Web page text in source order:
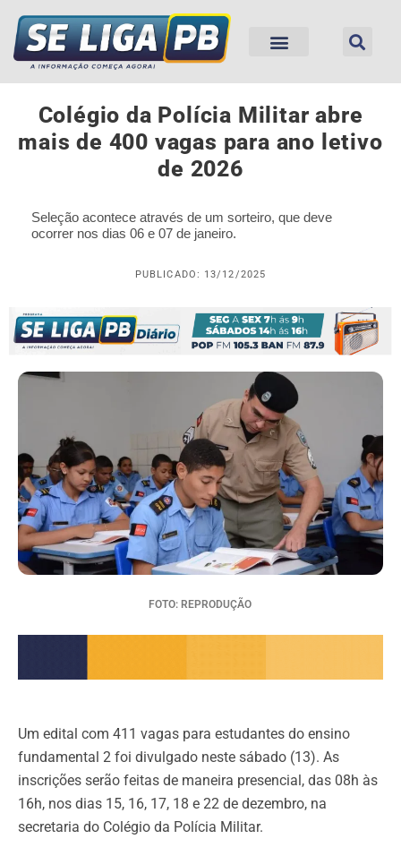
Colégio da Polícia Militar abre
mais de 400 vagas para ano letivo
de 2026
Seleção acontece através de um sorteiro, que deve
ocorrer nos dias 06 e 07 de janeiro.
PUBLICADO: 13/12/2025
FOTO: REPRODUÇÃO
Um edital com 411 vagas para estudantes do ensino
fundamental 2 foi divulgado neste sábado (13). As
inscrições serão feitas de maneira presencial, das 08h às
16h, nos dias 15, 16, 17, 18 e 22 de dezembro, na
secretaria do Colégio da Polícia Militar.